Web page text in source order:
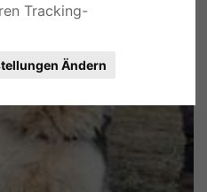
Tracking-
Ändern